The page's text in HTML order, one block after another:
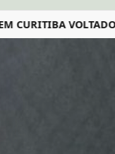
VOLTADOS AO